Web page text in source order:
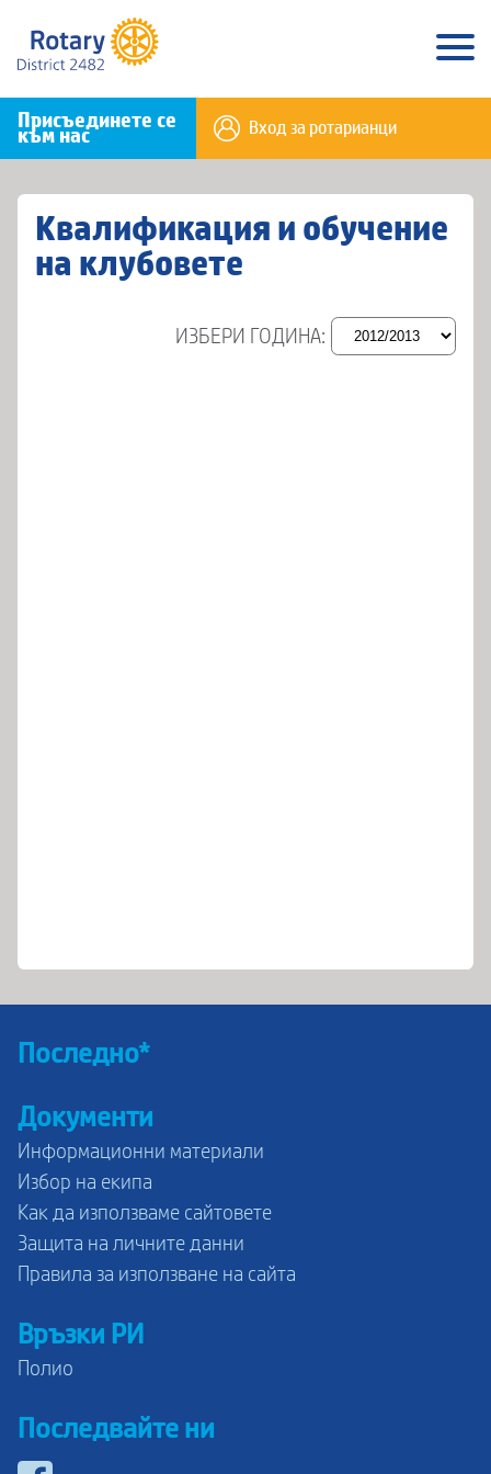
Присъединете се
към нас Вход за ротарианци
Квалификация и обучение
на клубовете
ИЗБЕРИ ГОДИНА:
Последно*
Документи
Информационни материали
Избор на екипа
Как да използваме сайтовете
Защита на личните данни
Правила за използване на сайта
Връзки РИ
Полио
Последвайте ни